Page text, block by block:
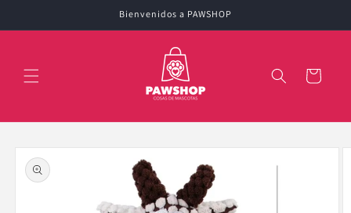
al contenido
Bienvenidos a PAWSHOP
Carrito
directamente
a la
información